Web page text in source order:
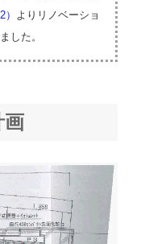
）
よりリノベーショ
した。
画